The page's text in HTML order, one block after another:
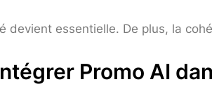
devient essentielle. De plus, la
Promo AI